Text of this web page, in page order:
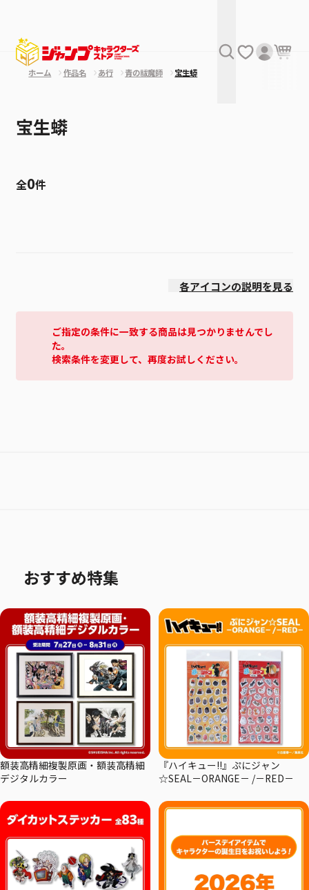
ホーム 作品名 あ行 青の祓魔師 宝生蟒
宝生蟒
全0件
各アイコンの説明を見る
ご指定の条件に一致する商品は見つかりませんでし
た。
検索条件を変更して、再度お試しください。
おすすめ特集
額装高精細複製原画・額装高精細
デジタルカラー
『ハイキュー!!』ぷにジャン
☆SEAL－ORANGE－ /－RED－